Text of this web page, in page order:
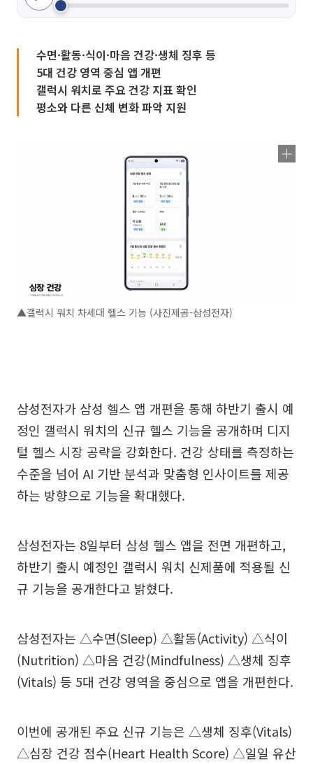
수면·활동·식이·마음 건강·생체 징후 등
5대 건강 영역 중심 앱 개편
갤럭시 워치로 주요 건강 지표 확인
평소와 다른 신체 변화 파악 지원
▲갤럭시 워치 차세대 헬스 기능 (사진제공-삼성전자)
삼성전자가 삼성 헬스 앱 개편을 통해 하반기 출시 예
정인 갤럭시 워치의 신규 헬스 기능을 공개하며 디지
털 헬스 시장 공략을 강화한다. 건강 상태를 측정하는
수준을 넘어 AI 기반 분석과 맞춤형 인사이트를 제공
하는 방향으로 기능을 확대했다.
삼성전자는 8일부터 삼성 헬스 앱을 전면 개편하고,
하반기 출시 예정인 갤럭시 워치 신제품에 적용될 신
규 기능을 공개한다고 밝혔다.
삼성전자는 △수면(Sleep) △활동(Activity) △식이
(Nutrition) △마음 건강(Mindfulness) △생체 징후
(Vitals) 등 5대 건강 영역을 중심으로 앱을 개편한다.
이번에 공개된 주요 신규 기능은 △생체 징후(Vitals)
△심장 건강 점수(Heart Health Score) △일일 유산